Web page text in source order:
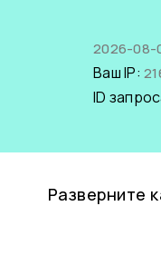
2026-08-
Ваш IP:
ID
Разверните